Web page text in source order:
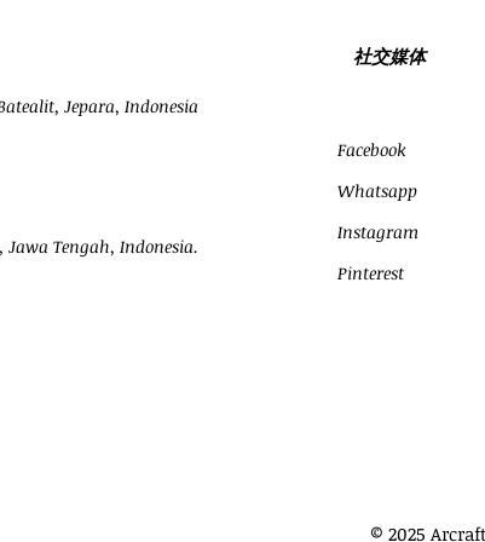
Jepara, Indonesia
Tengah, Indonesia.
社交媒体
Facebook
Whatsapp
Instagram
Pinterest
© 2025